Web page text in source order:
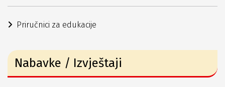
Priručnici za edukacije
Nabavke / Izvještaji